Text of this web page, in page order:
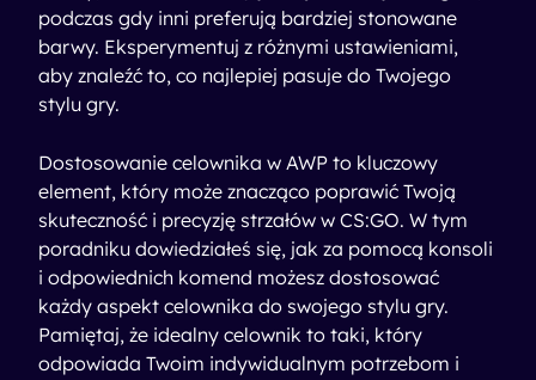
podczas gdy inni preferują bardziej stonowane
barwy. Eksperymentuj z różnymi ustawieniami,
aby znaleźć to, co najlepiej pasuje do Twojego
stylu gry.
Dostosowanie celownika w AWP to kluczowy
element, który może znacząco poprawić Twoją
skuteczność i precyzję strzałów w CS:GO. W tym
poradniku dowiedziałeś się, jak za pomocą konsoli
i odpowiednich komend możesz dostosować
każdy aspekt celownika do swojego stylu gry.
Pamiętaj, że idealny celownik to taki, który
odpowiada Twoim indywidualnym potrzebom i